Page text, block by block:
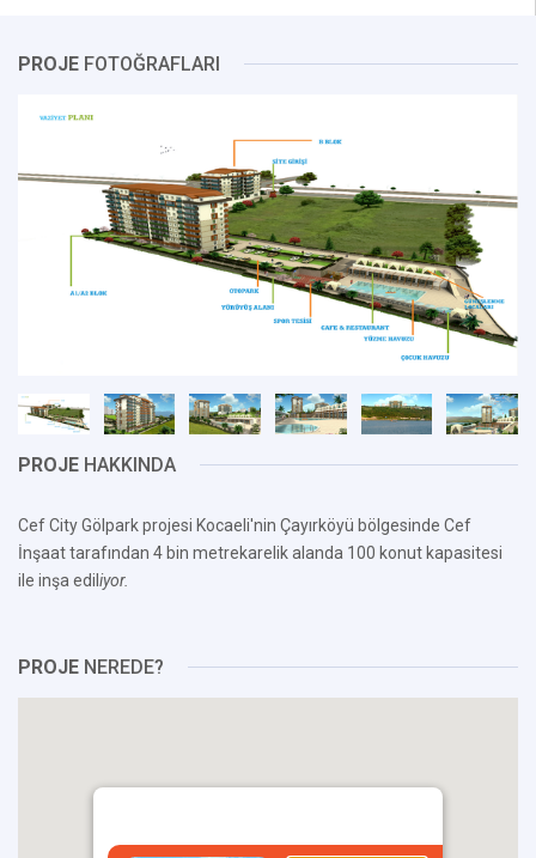
PROJE FOTOĞRAFLARI
PROJE HAKKINDA
Cef City Gölpark projesi Kocaeli'nin Çayırköyü bölgesinde Cef
İnşaat tarafından 4 bin metrekarelik alanda 100 konut kapasitesi
ile inşa edil iyor.
PROJE NEREDE?